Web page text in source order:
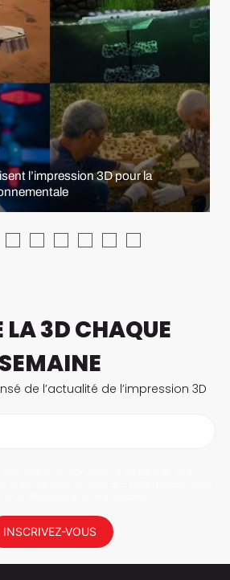
l’impression 3D pour la
LA 3D CHAQUE
SEMAINE
de l’actualité de l’impression 3D
INSCRIVEZ-VOUS